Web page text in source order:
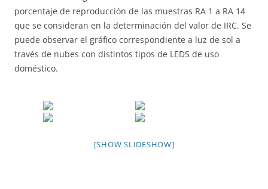
porcentaje de reproducción de las muestras RA 1 a RA 14
que se consideran en la determinación del valor de IRC. Se
puede observar el gráfico correspondiente a luz de sol a
través de nubes con distintos tipos de LEDS de uso
doméstico.
[SHOW SLIDESHOW]